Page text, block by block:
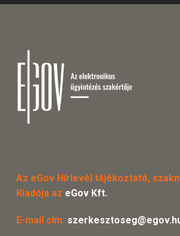
Az eGov Hírlevél tájékoztató,
Kiadója az eGov Kft.
E-mail cím: